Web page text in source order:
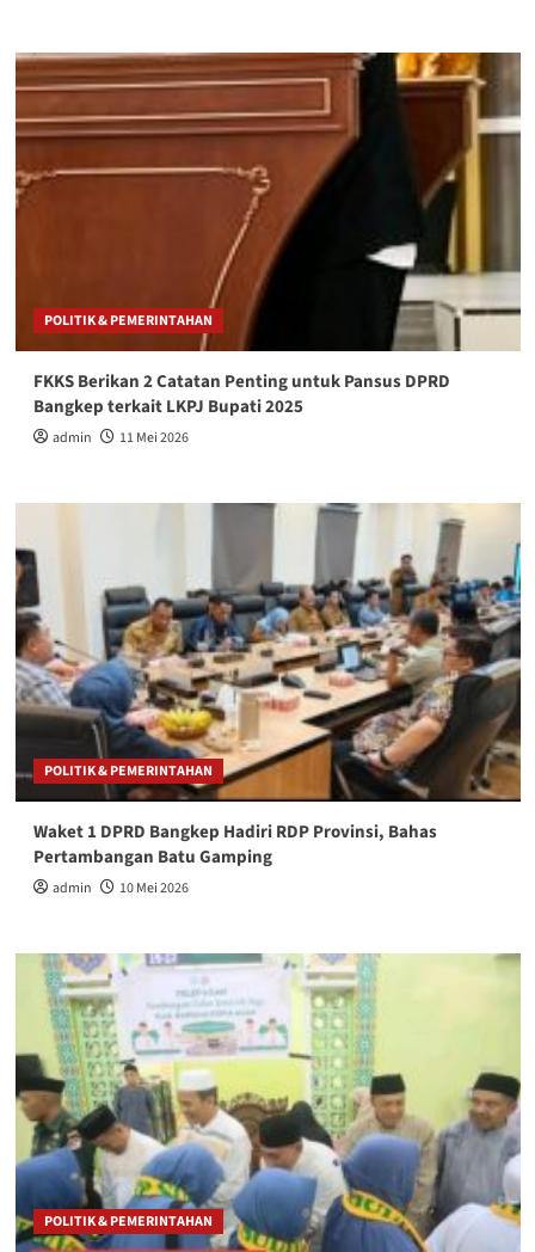
POLITIK & PEMERINTAHAN
FKKS Berikan 2 Catatan Penting untuk Pansus DPRD
Bangkep terkait LKPJ Bupati 2025
admin 11 Mei 2026
POLITIK & PEMERINTAHAN
Waket 1 DPRD Bangkep Hadiri RDP Provinsi, Bahas
Pertambangan Batu Gamping
admin 10 Mei 2026
POLITIK & PEMERINTAHAN